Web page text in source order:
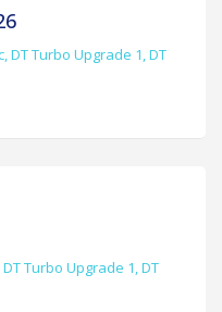
,DT Turbo Upgrade 1,DT
DT Turbo Upgrade 1,DT